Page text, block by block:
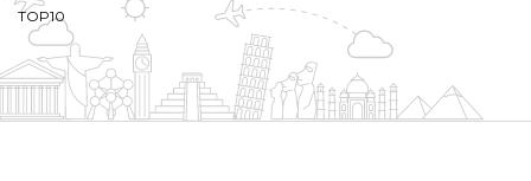
TOP10